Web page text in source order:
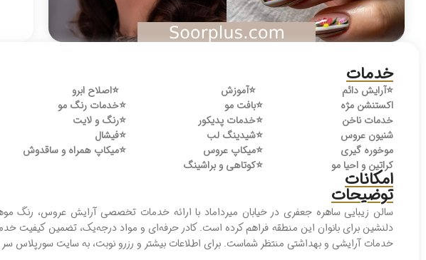
خدمات
⭐️آرایش دائم ⭐️آموزش ⭐️اصلاح ابرو
اکستنشن مژه
⭐️بافت مو ⭐️خدمات رنگ مو
خدمات ناخن
⭐️خدمات پدیکور ⭐️رنگ و لایت
شنیون عروس
⭐️شیدینگ لب ⭐️فیشال
موخوره گیری
⭐️میکاپ عروس ⭐️میکاپ همراه و ساقدوش
کراتین و احیا مو
⭐️کوتاهی و براشینگ
امکانات
توضیحات
سالن زیبایی ساهره جعفری در خیابان میرداماد با ارائه خدمات تخصصی آرایش عروس، رنگ
دلنشین برای بانوان این منطقه فراهم کرده است. کادر حرفه‌ای و مواد درجه‌یک، تضمین کیفیت
خدمات آرایشی و بهداشتی منتظر شماست. برای اطلاعات بیشتر و رزرو نوبت، به سایت سورپلاس سر